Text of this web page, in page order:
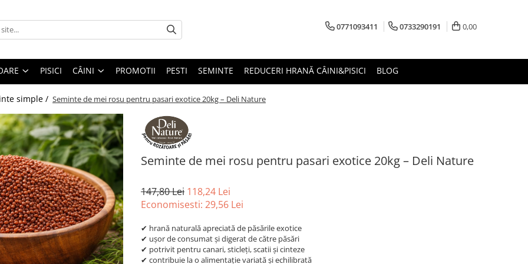
0771093411 0733290191 0,00
PISICI CÂINI PROMOTII PESTI SEMINTE REDUCERI HRANĂ CÂINI&PISICI BLOG
simple / Seminte de mei rosu pentru pasari exotice 20kg – Deli Nature
Seminte de mei rosu pentru pasari exotice 20kg – Deli Nature
147,80 Lei 118,24 Lei
Economisesti: 29,56 Lei
✔ hrană naturală apreciată de păsările exotice
✔ ușor de consumat și digerat de către păsări
✔ potrivit pentru canari, sticleți, scatii și cinteze
✔ contribuie la o alimentație variată și echilibrată